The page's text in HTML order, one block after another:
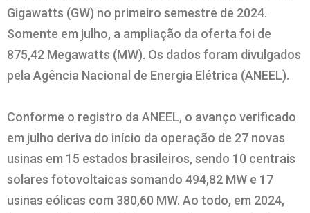
Gigawatts (GW) no primeiro semestre de 2024.
Somente em julho, a ampliação da oferta foi de
875,42 Megawatts (MW). Os dados foram divulgados
pela Agência Nacional de Energia Elétrica (ANEEL).
Conforme o registro da ANEEL, o avanço verificado
em julho deriva do início da operação de 27 novas
usinas em 15 estados brasileiros, sendo 10 centrais
solares fotovoltaicas somando 494,82 MW e 17
usinas eólicas com 380,60 MW. Ao todo, em 2024,